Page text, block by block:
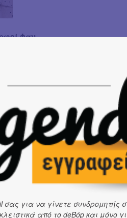
Φαν
δεν χορταίνω να το
είναι αυτή και σε
ενδιαφέρουσα
σελίδες του! Αντικείμενο
στον κήπο μία Πέμπτη και
γειτονιά των πλασμάτων
από που ήρθε, σε ποιόν
είπε πως είναι δικό του για να
εξ'ουρανού.
σας για να γίνετε συνδρομητής
από το deBόp και μόνο